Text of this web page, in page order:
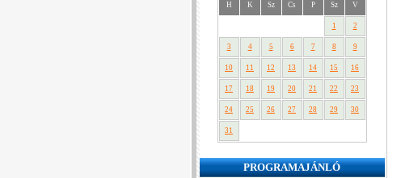
H K Sz Cs P Sz V
1 2
3 4 5 6 7 8 9
10 11 12 13 14 15 16
17 18 19 20 21 22 23
24 25 26 27 28 29 30
31
PROGRAMAJÁNLÓ